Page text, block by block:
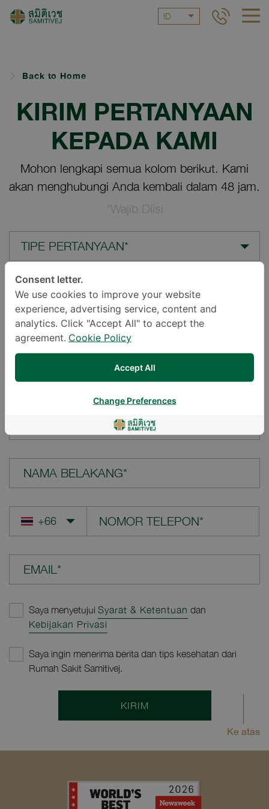
ID
Back to Home
KIRIM PERTANYAAN
KEPADA KAMI
Mohon lengkapi semua kolom berikut. Kami
akan menghubungi Anda kembali dalam 48 jam.
*Wajib Diisi
TIPE PERTANYAAN*
LOKASI*
PERTANYAAN ANDA*
NAMA BELAKANG*
EMAIL*
Saya menyetujui Syarat & Ketentuan dan
Kebijakan Privasi
Saya ingin menerima berita dan tips kesehatan dari
Rumah Sakit Samitivej.
KIRIM
Ke atas
Consent letter.
We use cookies to improve your website
experience, advertising service, content and
analytics. Click "Accept All" to accept the
agreement. Cookie Policy
Accept All
Change Preferences